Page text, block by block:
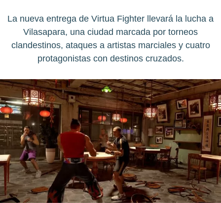
La nueva entrega de Virtua Fighter llevará la lucha a
Vilasapara, una ciudad marcada por torneos
clandestinos, ataques a artistas marciales y cuatro
protagonistas con destinos cruzados.